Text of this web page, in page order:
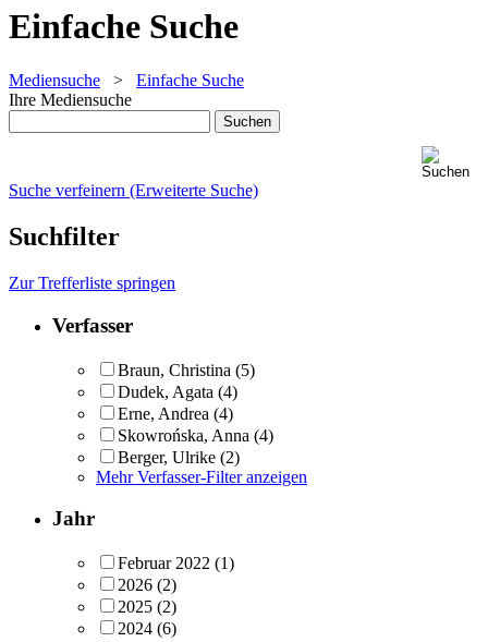
Einfache Suche
Mediensuche > Einfache Suche
Ihre Mediensuche
Suche verfeinern (Erweiterte Suche)
Suchfilter
Zur Trefferliste springen
Verfasser
Braun, Christina (5)
Dudek, Agata (4)
Erne, Andrea (4)
Skowrońska, Anna (4)
Berger, Ulrike (2)
Mehr Verfasser-Filter anzeigen
Jahr
Februar 2022 (1)
2026 (2)
2025 (2)
2024 (6)